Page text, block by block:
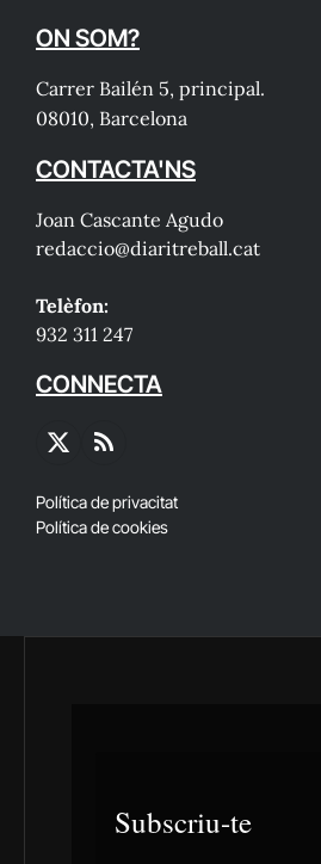
ON SOM?
Carrer Bailén 5, principal.
08010, Barcelona
CONTACTA'NS
Joan Cascante Agudo
redaccio@diaritreball.cat
Telèfon:
932 311 247
CONNECTA
X
RSS
Política de privacitat
Política de cookies